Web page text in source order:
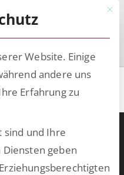
in Unternehmen.
und skalierbare
Mit
Website. Einige
andere uns
Erfahrung zu
sind und Ihre
geben